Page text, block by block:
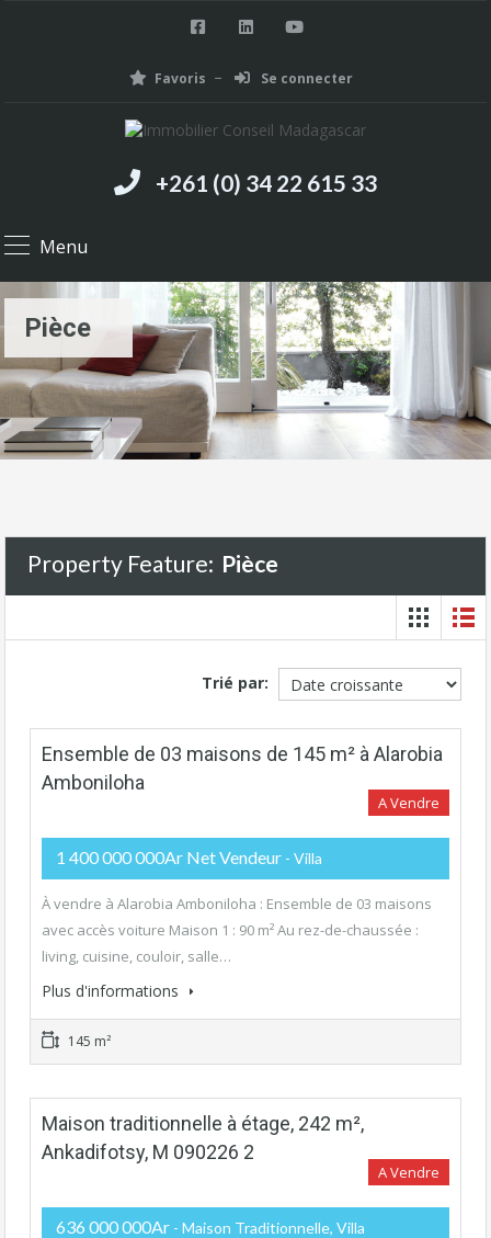
Favoris Se connecter
+261 (0) 34 22 615 33
Menu
Pièce
Property Feature: Pièce
Trié par:
Ensemble de 03 maisons de 145 m² à Alarobia
Amboniloha
A Vendre
1 400 000 000Ar Net Vendeur - Villa
À vendre à Alarobia Amboniloha : Ensemble de 03 maisons
avec accès voiture Maison 1 : 90 m² Au rez-de-chaussée :
living, cuisine, couloir, salle…
Plus d'informations
145 m²
Maison traditionnelle à étage, 242 m²,
Ankadifotsy, M 090226 2
A Vendre
636 000 000Ar - Maison Traditionnelle, Villa